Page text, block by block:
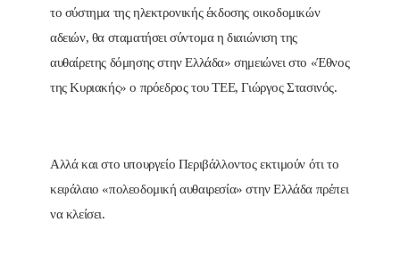
το σύστημα της ηλεκτρονικής έκδοσης οικοδομικών
αδειών, θα σταματήσει σύντομα η διαιώνιση της
αυθαίρετης δόμησης στην Ελλάδα» σημειώνει στο «Έθνος
της Κυριακής» ο πρόεδρος του ΤΕΕ, Γιώργος Στασινός.
Αλλά και στο υπουργείο Περιβάλλοντος εκτιμούν ότι το
κεφάλαιο «πολεοδομική αυθαιρεσία» στην Ελλάδα πρέπει
να κλείσει.